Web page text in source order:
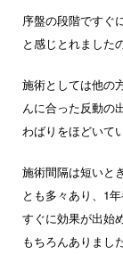
序盤の段階ですぐ
と感じとれました
施術としては他の
んに合った反動の
わばりをほどいて
施術間隔は短いと
とも多々あり、1
すぐに効果が出始
もちろんありまし